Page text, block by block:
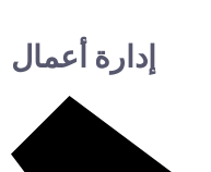
إدارة أعمال